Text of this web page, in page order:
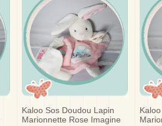
Kaloo Sos Doudou Lapin
Marionnette Rose Imagine